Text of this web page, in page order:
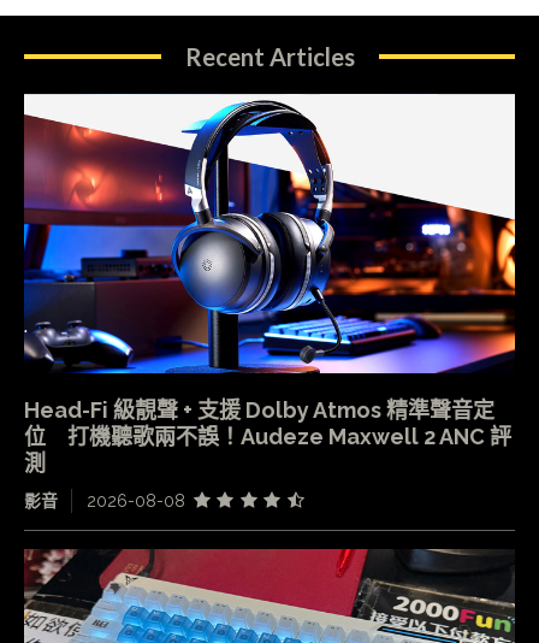
Recent Articles
Head-Fi 級靚聲 + 支援 Dolby Atmos 精準聲音定
位 打機聽歌兩不誤！Audeze Maxwell 2 ANC 評
測
影音 2026-08-08